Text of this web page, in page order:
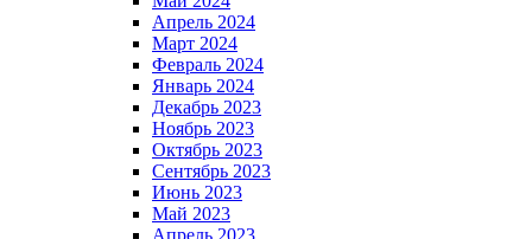
Апрель 2024
Март 2024
Февраль 2024
Январь 2024
Декабрь 2023
Ноябрь 2023
Октябрь 2023
Сентябрь 2023
Июнь 2023
Май 2023
Апрель 2023